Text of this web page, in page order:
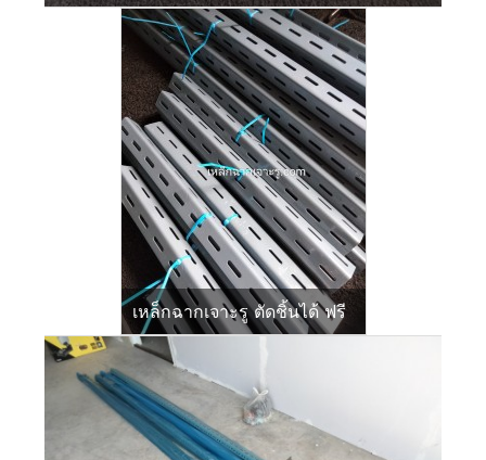
เหล็กฉากเจาะรู ตัดชิ้นได้ ฟรี